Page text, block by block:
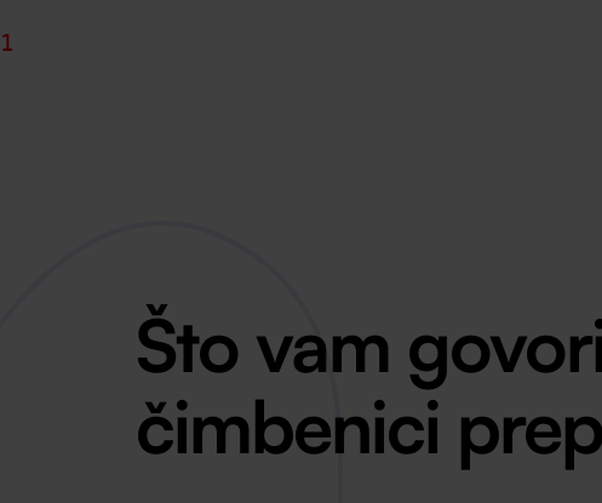
1
Što vam
čimbenici